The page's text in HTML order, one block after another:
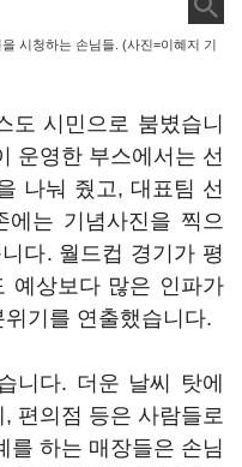
시청하는 손님들. (사진=이혜지 기
도 시민으로 붐볐습니
운영한 부스에서는 선
나눠 줬고, 대표팀 선
에는 기념사진을 찍으
다. 월드컵 경기가 평
예상보다 많은 인파가
기를 연출했습니다.
니다. 더운 날씨 탓에
편의점 등은 사람들로
를 하는 매장들은 손님